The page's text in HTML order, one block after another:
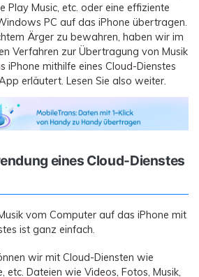
Play Music, etc. oder eine effiziente
PC auf das iPhone übertragen.
Ärger zu bewahren, haben wir im
Verfahren zur Übertragung von Musik
iPhone mithilfe eines Cloud-Dienstes
erläutert. Lesen Sie also weiter.
eines Cloud-Dienstes
vom Computer auf das iPhone mit
ist ganz einfach.
wir mit Cloud-Diensten wie
etc. Dateien wie Videos, Fotos, Musik,